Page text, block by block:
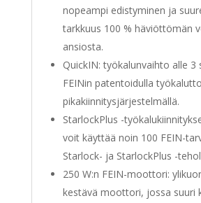
nopeampi edistyminen ja
tarkkuus 100 % häviöttömän
ansiosta.
QuickIN: työkalunvaihto alle 3
FEINin patentoidulla
pikakiinnitysjärjestelmällä.
StarlockPlus -
voit käyttää noin 100 FEIN-
Starlock- ja StarlockPlus -
250 W:n FEIN-moottori:
kestävä moottori, jossa suuri